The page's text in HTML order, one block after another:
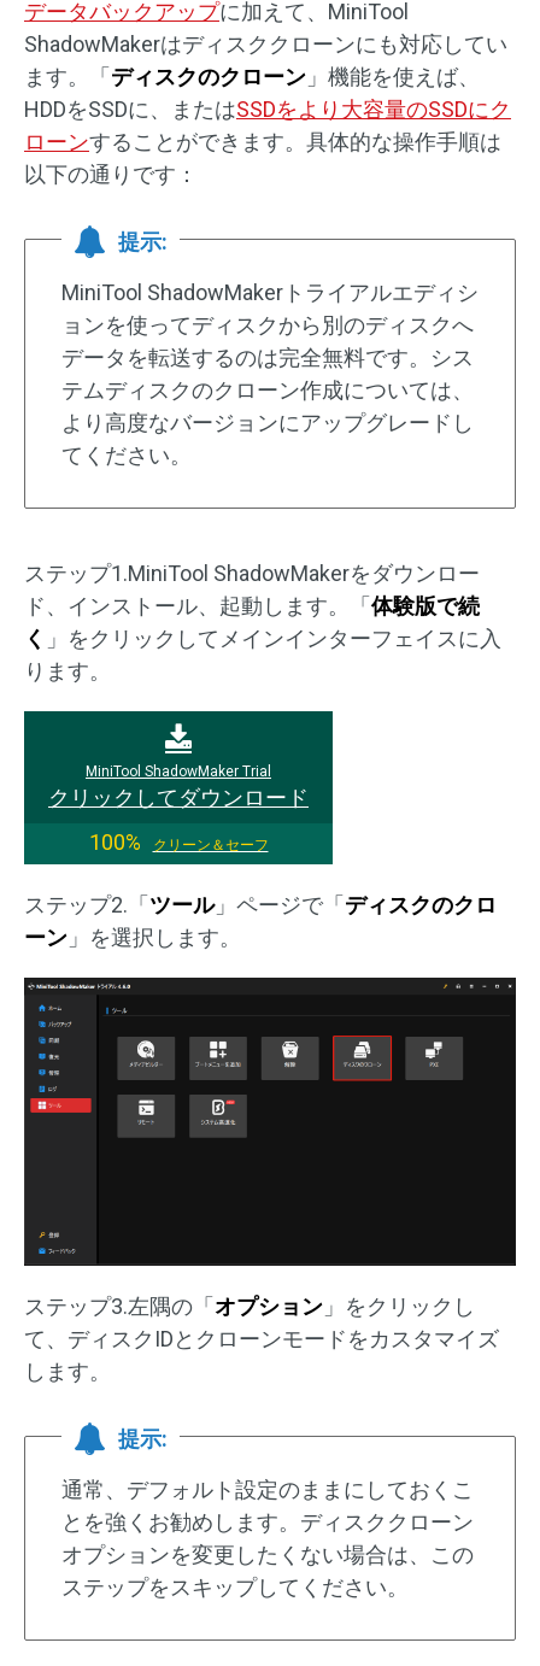
データバックアップに加えて、MiniTool
ShadowMakerはディスククローンにも対応してい
ます。「 ディスクのクローン 」機能を使えば、
HDDをSSDに、またはSSDをより大容量のSSDにク
ローンすることができます。具体的な操作手順は
以下の通りです：
提示:
MiniTool ShadowMakerトライアルエディシ
ョンを使ってディスクから別のディスクへ
データを転送するのは完全無料です。シス
テムディスクのクローン作成については、
より高度なバージョンにアップグレードし
てください。
ステップ1.MiniTool ShadowMakerをダウンロー
ド、インストール、起動します。「 体験版で続
く 」をクリックしてメインインターフェイスに入
ります。
MiniTool ShadowMaker Trial
クリックしてダウンロード
100%
クリーン＆セーフ
ステップ2.「 ツール」ページで「 ディスクのクロ
ーン 」を選択します。
ステップ3.左隅の「 オプション 」をクリックし
て、ディスクIDとクローンモードをカスタマイズ
します。
提示:
通常、デフォルト設定のままにしておくこ
とを強くお勧めします。ディスククローン
オプションを変更したくない場合は、この
ステップをスキップしてください。